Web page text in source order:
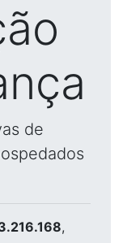
de
,